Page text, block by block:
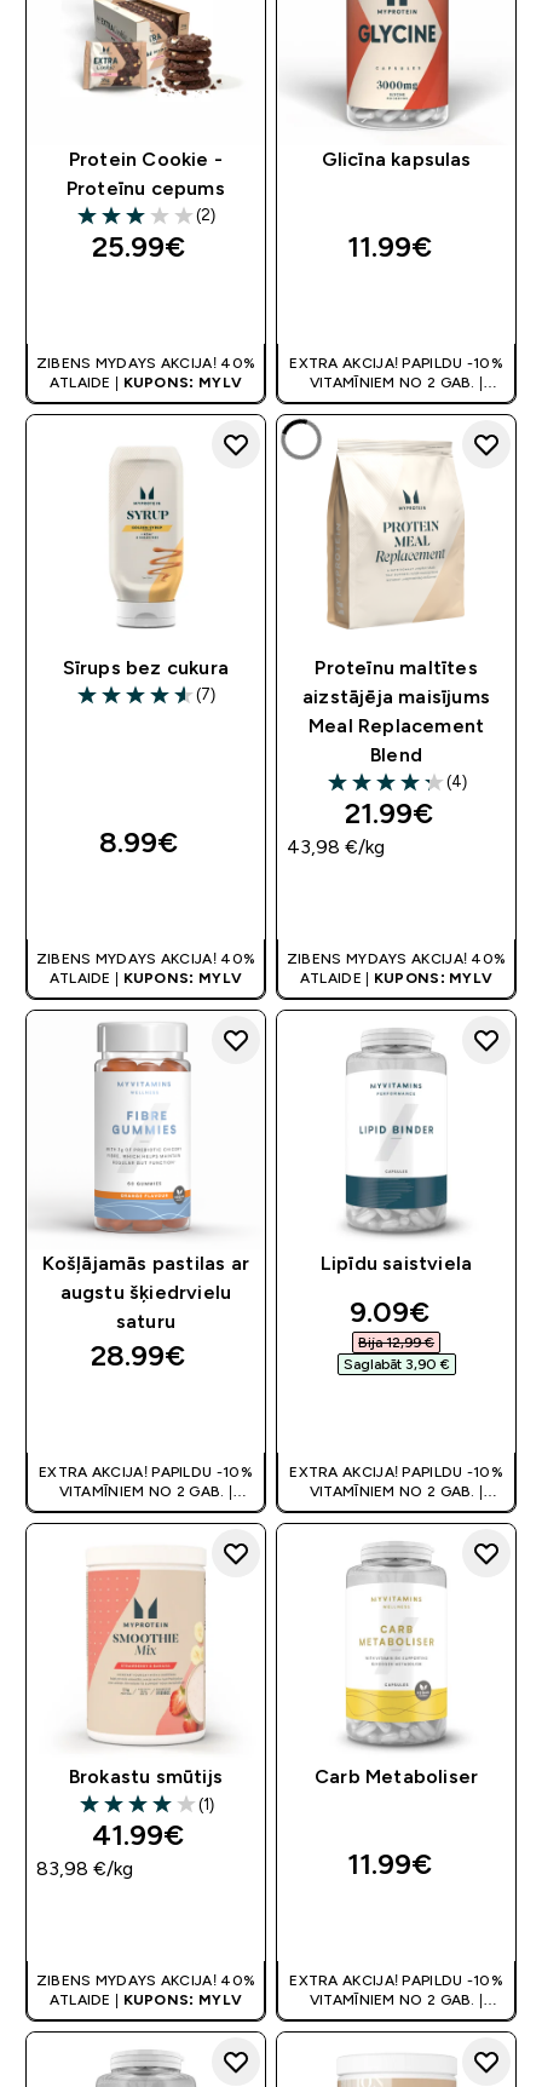
Protein Cookie -
Proteīnu cepums
3 out of 5 stars
(2)
25.99€‎
ZIBENS MYDAYS AKCIJA! 40%
ATLAIDE | KUPONS: MYLV
Glicīna kapsulas
11.99€‎
EXTRA AKCIJA! PAPILDU -10%
VITAMĪNIEM NO 2 GAB. |
ATLAIDE GROZĀ
Sīrups bez cukura
4.57 out of 5 stars
(7)
8.99€‎
ZIBENS MYDAYS AKCIJA! 40%
ATLAIDE | KUPONS: MYLV
Proteīnu maltītes
aizstājēja maisījums
Meal Replacement
Blend
4.25 out of 5 stars
(4)
21.99€‎
43,98 €‎/kg
ZIBENS MYDAYS AKCIJA! 40%
ATLAIDE | KUPONS: MYLV
Košļājamās pastilas ar
augstu šķiedrvielu
saturu
28.99€‎
EXTRA AKCIJA! PAPILDU -10%
VITAMĪNIEM NO 2 GAB. |
ATLAIDE GROZĀ
Lipīdu saistviela
discounted
9.09€‎
Bija 12,99 €‎
Saglabāt 3,90 €‎
EXTRA AKCIJA! PAPILDU -10%
VITAMĪNIEM NO 2 GAB. |
ATLAIDE GROZĀ
Brokastu smūtijs
4 out of 5 stars
(1)
41.99€‎
83,98 €‎/kg
ZIBENS MYDAYS AKCIJA! 40%
ATLAIDE |
KUPONS: MYLV
Carb Metaboliser
11.99€‎
EXTRA AKCIJA! PAPILDU -10%
VITAMĪNIEM NO 2 GAB. |
ATLAIDE GROZĀ